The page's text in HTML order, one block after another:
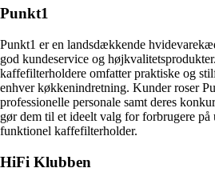
Punkt1
Punkt1 er en landsdækkende
god kundeservice og
kaffefilterholdere omfatter praktiske og
enhver køkkenindretning. Kunder roser
professionelle personale samt deres
gør dem til et ideelt valg for forbrugere
funktionel kaffefilterholder.
HiFi Klubben